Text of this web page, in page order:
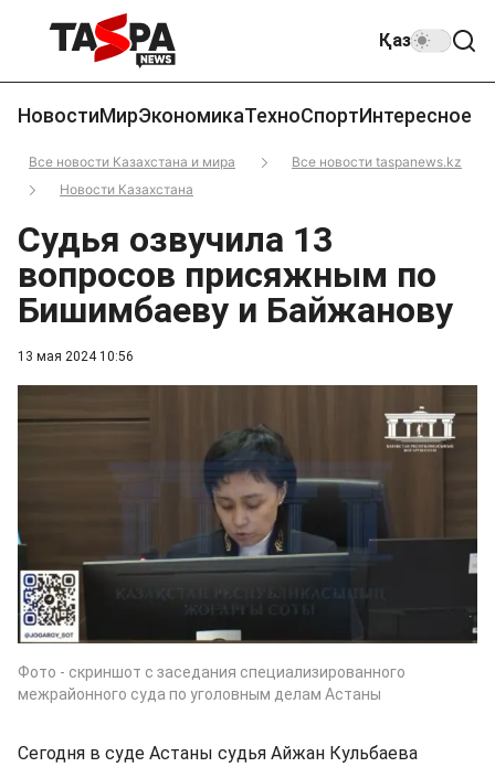
Қаз
НовостиМирЭкономикаТехноСпортИнтересное
Все новости Казахстана и мира
Все новости taspanews.kz
Новости Казахстана
13 мая 2024 10:56
Судья озвучила 13
вопросов присяжным по
Бишимбаеву и Байжанову
Фото - скриншот с заседания специализированного
межрайонного суда по уголовным делам Астаны
Сегодня в суде Астаны судья Айжан Кульбаева